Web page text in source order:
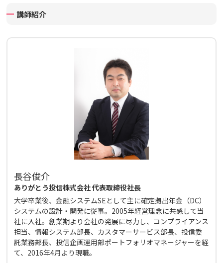
講師紹介
長谷俊介
ありがとう投信株式会社 代表取締役社長
大学卒業後、金融システムSEとして主に確定拠出年金（DC）
システムの設計・開発に従事。2005年経営理念に共感して当
社に入社。創業期より会社の発展に尽力し、コンプライアンス
担当、情報システム部長、カスタマーサービス部長、投信委
託業務部長、投信企画運用部ポートフォリオマネージャーを経
て、2016年4月より現職。